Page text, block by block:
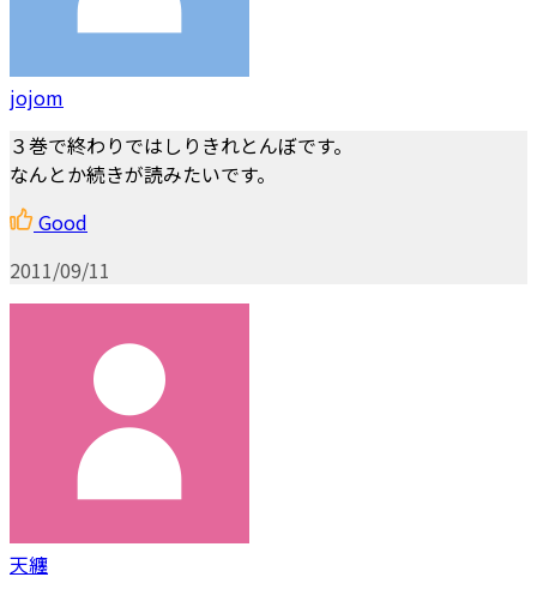
jojom
３巻で終わりではしりきれとんぼです。
なんとか続きが読みたいです。
Good
2011/09/11
天纏